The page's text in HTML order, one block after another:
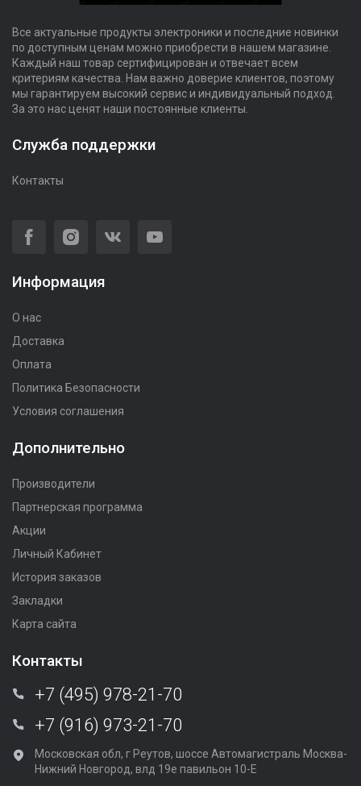
Все актуальные продукты электроники и последние новинки
по доступным ценам можно приобрести в нашем магазине.
Каждый наш товар сертифицирован и отвечает всем
критериям качества. Нам важно доверие клиентов, поэтому
мы гарантируем высокий сервис и индивидуальный подход.
За это нас ценят наши постоянные клиенты.
Служба поддержки
Контакты
Информация
О нас
Доставка
Оплата
Политика Безопасности
Условия соглашения
Дополнительно
Производители
Партнерская программа
Акции
Личный Кабинет
История заказов
Закладки
Карта сайта
Контакты
+7 (495) 978-21-70
+7 (916) 973-21-70
Московская обл, г Реутов, шоссе Автомагистраль Москва-
Нижний Новгород, влд 19е павильон 10-Е